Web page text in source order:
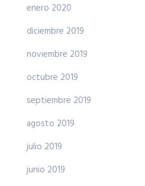
enero 2020
diciembre 2019
noviembre 2019
octubre 2019
septiembre 2019
agosto 2019
julio 2019
junio 2019